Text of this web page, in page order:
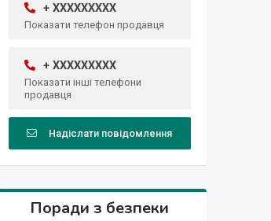
+ XXXXXXXXX
Показати телефон продавця
+ XXXXXXXXX
Показати інші телефони
продавця
Надіслати повідомлення
Поради з безпеки